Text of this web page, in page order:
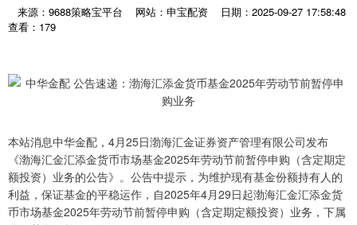
来源：9688策略宝平台 网站：申宝配资
日期：2025-09-27 17:58:48
查看：179
本站消息中华金配，4月25日渤海汇金证券资产管理有限公司发布
《渤海汇金汇添金货币市场基金2025年劳动节前暂停申购（含定期定
额投资）业务的公告》。公告中提示，为维护现有基金份额持有人的
利益，保证基金的平稳运作，自2025年4月29日起渤海汇金汇添金货
币市场基金2025年劳动节前暂停申购（含定期定额投资）业务，下属